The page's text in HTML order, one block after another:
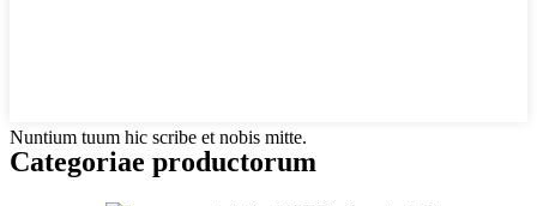
Nuntium tuum hic scribe et nobis mitte.
Categoriae productorum